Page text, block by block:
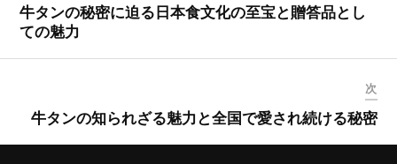
牛タンの秘密に迫る日本食文化の至宝と贈答品とし
ての魅力
次
牛タンの知られざる魅力と全国で愛され続ける秘密